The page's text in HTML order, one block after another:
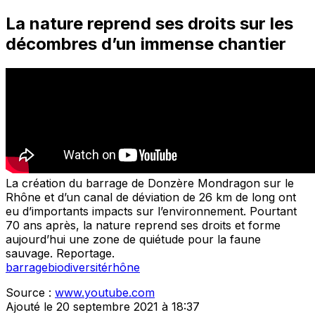
La nature reprend ses droits sur les
décombres d’un immense chantier
La création du barrage de Donzère Mondragon sur le
Rhône et d’un canal de déviation de 26 km de long ont
eu d’importants impacts sur l’environnement. Pourtant
70 ans après, la nature reprend ses droits et forme
aujourd’hui une zone de quiétude pour la faune
sauvage. Reportage.
barragebiodiversitérhône
Source : www.youtube.com
Ajouté le 20 septembre 2021 à 18:37